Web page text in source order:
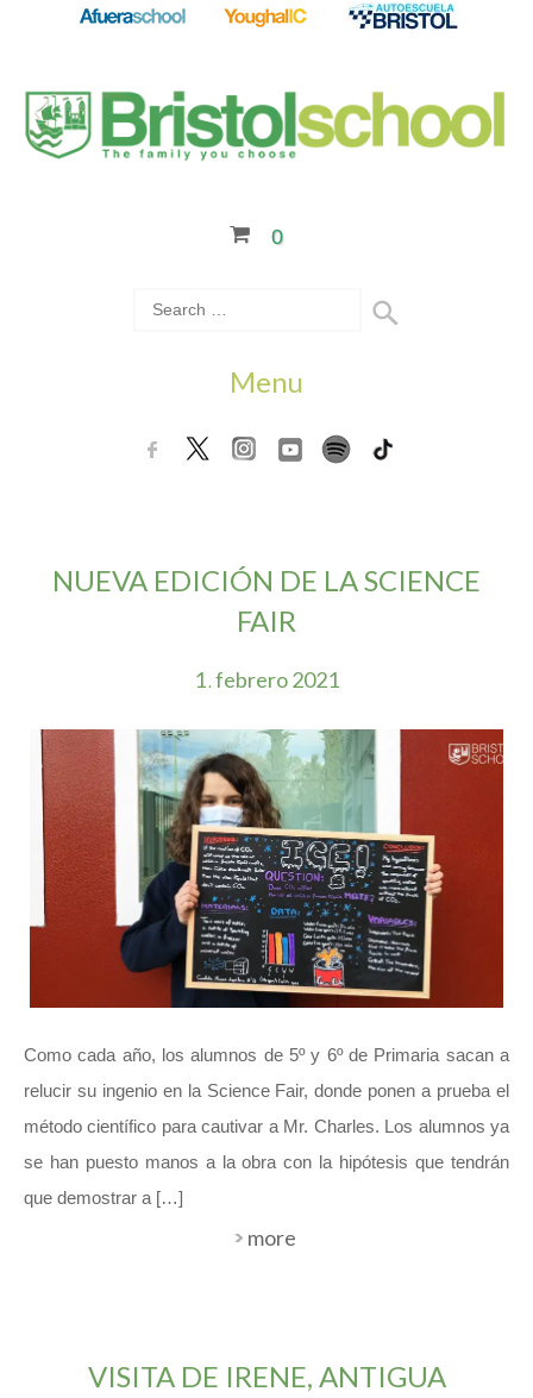
0
Menu
NUEVA EDICIÓN DE LA SCIENCE
FAIR
1. febrero2021
Como cada año, los alumnos de 5º y 6º de Primaria sacan a
relucir su ingenio en la Science Fair, donde ponen a prueba el
método científico para cautivar a Mr. Charles. Los alumnos ya
se han puesto manos a la obra con la hipótesis que tendrán
que demostrar a […]
more
VISITA DE IRENE, ANTIGUA